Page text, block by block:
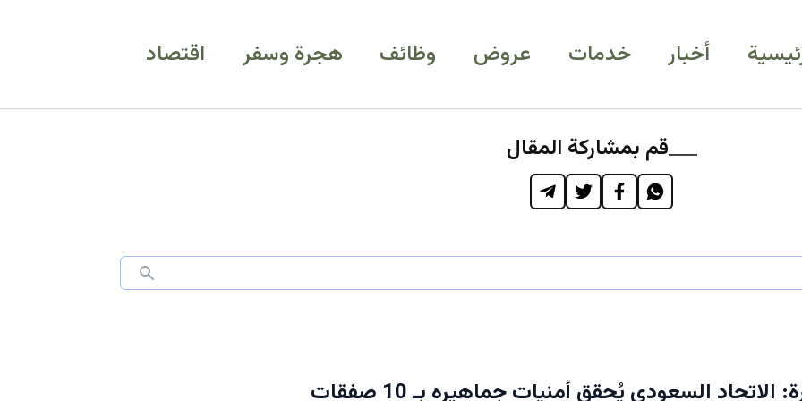
أخبار خدمات عروض وظائف هجرة وسفر اقتصاد
قم بمشاركة المقال
مفاجأة سارة: الاتحاد السعودي يُحقق أمنيات جماهيره بـ 10 صفقات